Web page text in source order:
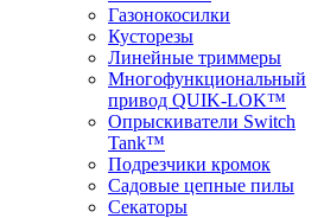
Газонокосилки
Кусторезы
Линейные триммеры
Многофункциональный
привод QUIK-LOK™
Опрыскиватели Switch
Tank™
Подрезчики кромок
Садовые цепные пилы
Секаторы